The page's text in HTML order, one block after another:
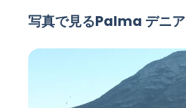
写真で見るPalma デニア